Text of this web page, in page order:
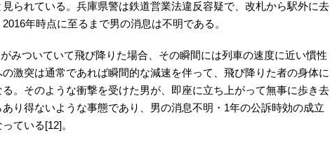
られている。兵庫県警は鉄道営業法違反容疑で、改札から駅外に去
年時点に至るまで男の消息は不明である。
みついていて飛び降りた場合、その瞬間には列車の速度に近い慣性
激突は通常であれば瞬間的な減速を伴って、飛び降りた者の身体に
。そのような衝撃を受けた男が、即座に立ち上がって無事に歩き去
り得ないような事態であり、男の消息不明・1年の公訴時効の成立
ている[12]。